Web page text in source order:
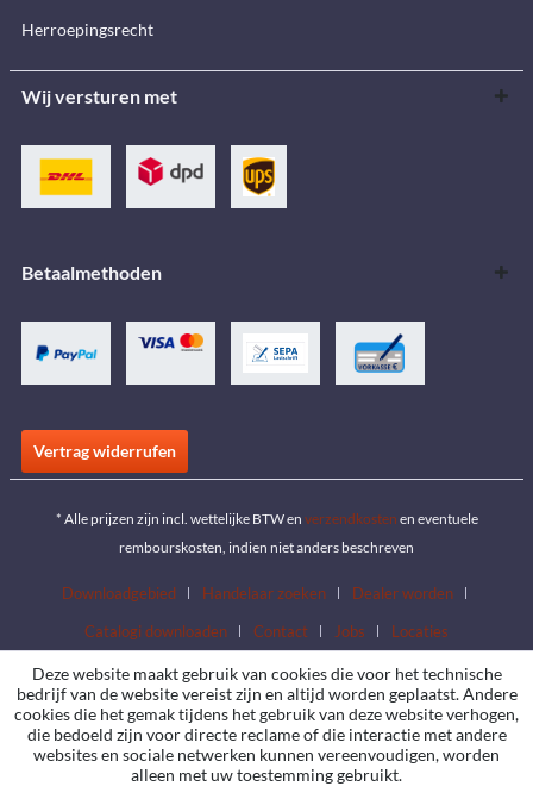
Herroepingsrecht
Wij versturen met
Betaalmethoden
Vertrag widerrufen
* Alle prijzen zijn incl. wettelijke BTW en verzendkosten en eventuele
rembourskosten, indien niet anders beschreven
Downloadgebied Handelaar zoeken
Dealer worden
Catalogi downloaden
Contact Jobs Locaties
Deze website maakt gebruik van cookies die voor het technische
bedrijf van de website vereist zijn en altijd worden geplaatst. Andere
cookies die het gemak tijdens het gebruik van deze website verhogen,
die bedoeld zijn voor directe reclame of die interactie met andere
websites en sociale netwerken kunnen vereenvoudigen, worden
alleen met uw toestemming gebruikt.